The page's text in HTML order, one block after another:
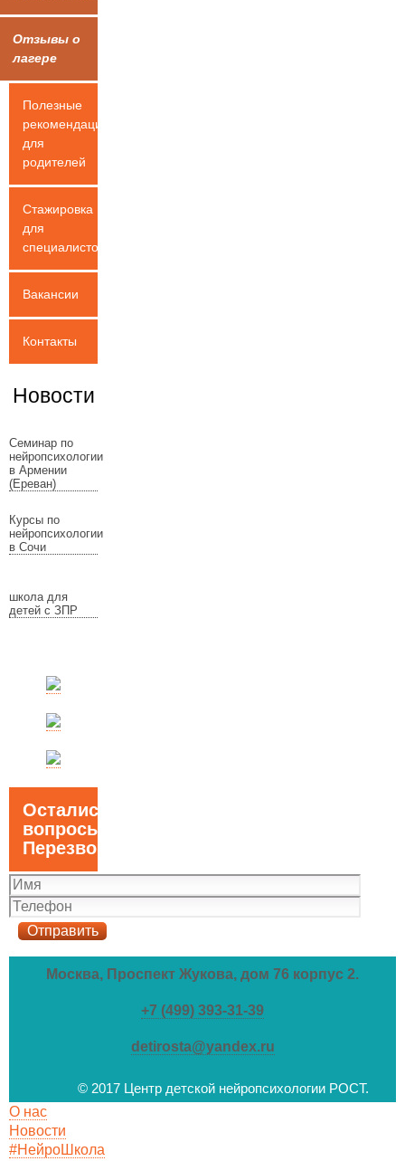
Отзывы о
лагере
Полезные
рекомендации
для
родителей
Стажировка
для
специалистов
Вакансии
Контакты
Новости
Семинар по
нейропсихологии
в Армении
(Ереван)
Курсы по
нейропсихологии
в Сочи
школа для
детей с ЗПР
Остались
вопросы?
Перезвоним!
Москва, Проспект Жукова, дом 76 корпус 2.
+7 (499) 393-31-39
detirosta@yandex.ru
© 2017 Центр детской нейропсихологии РОСТ.
О нас
Новости
#НейроШкола